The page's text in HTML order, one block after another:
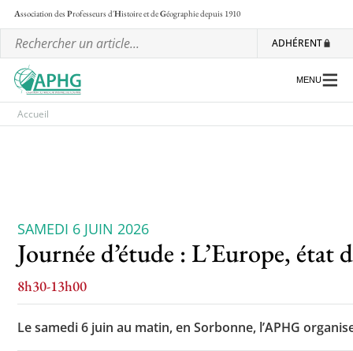
Association desProfesseurs d'Histoire et deGéographiedepuis 1910
ADHÉRENT
L’association
Les régionales
Lettre d’information de l’APHG
MENU
Accueil
SAMEDI 6 JUIN 2026
Journée d’étude : L’Europe, état
8h30-13h00
Le samedi 6 juin au matin, en Sorbonne, l’APHG